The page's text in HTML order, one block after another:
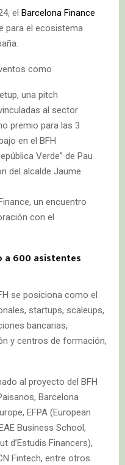
el Barcelona Finance
para el ecosistema
como
una pitch
al sector
premio para las 3
en el BFH
Verde” de Pau
del alcalde Jaume
un encuentro
con el
a 600 asistentes
se posiciona como el
startups, scaleups,
bancarias,
y centros de formación,
al proyecto del BFH
Barcelona
EFPA (European
Business School,
d’Estudis Financers),
Fintech, entre otros.